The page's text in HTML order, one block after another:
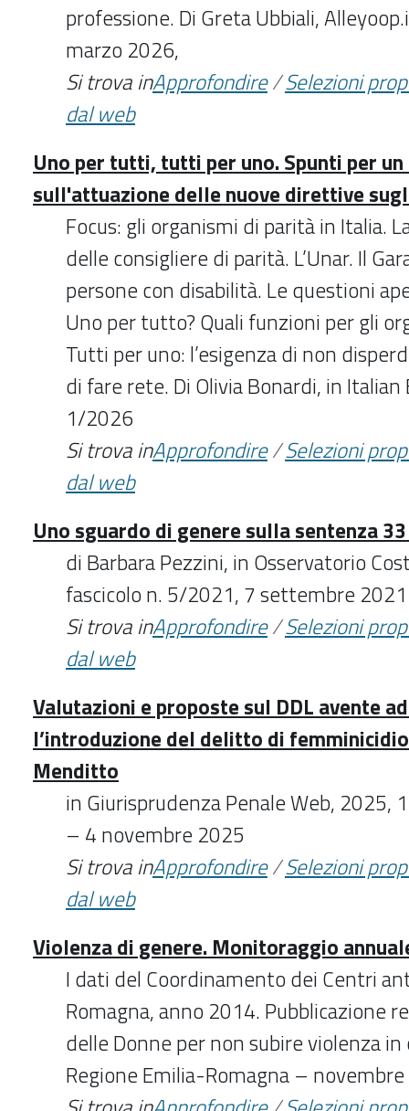
professione. Di Greta Ubbiali,
marzo 2026,
Si trova inApprofondire/Selezioni
dal web
Uno per tutti, tutti per uno. Spunti per
sull'attuazione delle nuove direttive
Focus: gli organismi di parità in Italia.
delle consigliere di parità. L’Unar. Il
persone con disabilità. Le questioni
Uno per tutto? Quali funzioni per gli
Tutti per uno: l’esigenza di non
di fare rete. Di Olivia Bonardi, in
1/2026
Si trova inApprofondire/Selezioni
dal web
Uno sguardo di genere sulla sentenza
di Barbara Pezzini, in Osservatorio
fascicolo n. 5/2021, 7 settembre 2021
Si trova inApprofondire/Selezioni
dal web
Valutazioni e proposte sul DDL avente
l’introduzione del delitto di
Menditto
in Giurisprudenza Penale Web, 2025,
– 4 novembre 2025
Si trova inApprofondire/Selezioni
dal web
Violenza di genere. Monitoraggio
I dati del Coordinamento dei Centri
Romagna, anno 2014. Pubblicazione
delle Donne per non subire violenza
Regione Emilia-Romagna –